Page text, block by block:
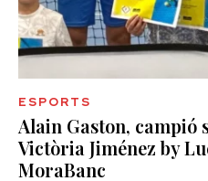
ESPORTS
Alain Gaston, campió
Victòria Jiménez by
MoraBanc